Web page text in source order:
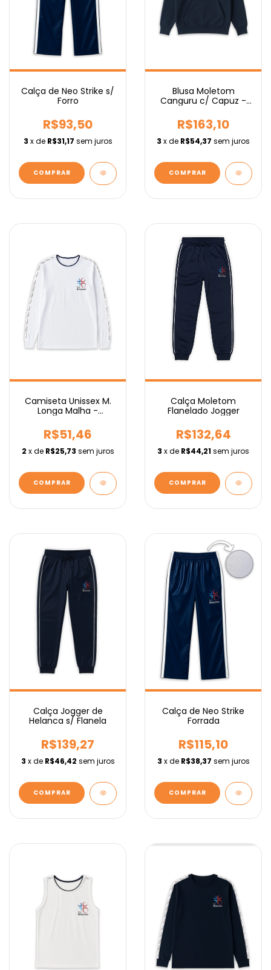
Calça de Neo Strike s/
Forro
R$93,50
3 x de R$31,17 sem juros
COMPRAR
Blusa Moletom
Canguru c/ Capuz -
R$163,10
3 x de R$54,37 sem juros
COMPRAR
Camiseta Unissex M.
Longa Malha -
R$51,46
2 x de R$25,73 sem juros
COMPRAR
Calça Moletom
Flanelado Jogger
R$132,64
3 x de R$44,21sem juros
COMPRAR
Calça Jogger de
Helanca s/ Flanela
R$139,27
3 x de R$46,42 sem juros
COMPRAR
Calça de Neo Strike
Forrada
R$115,10
3 x de R$38,37 sem juros
COMPRAR